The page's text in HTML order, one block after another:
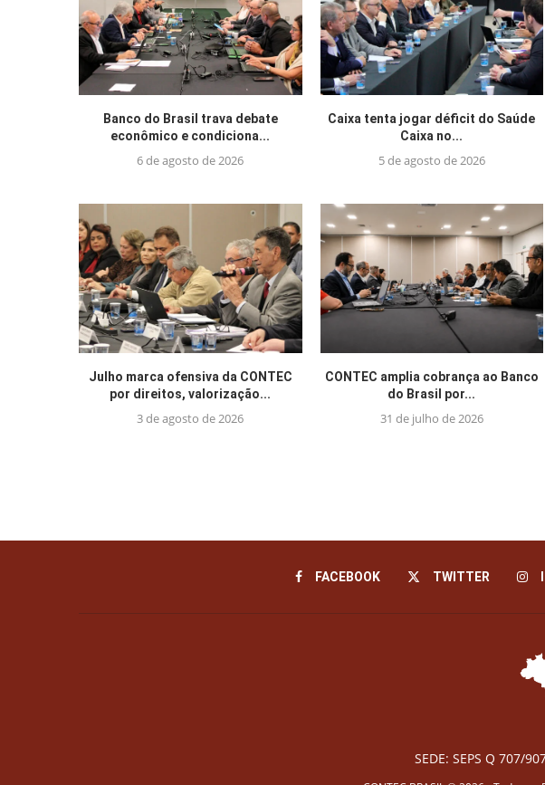
Banco do Brasil trava debate
econômico e condiciona...
6 de agosto de 2026
Caixa tenta jogar déficit do Saúde
Caixa no...
5 de agosto de 2026
Julho marca ofensiva da CONTEC
por direitos, valorização...
3 de agosto de 2026
CONTEC amplia cobrança ao Banco
do Brasil por...
31 de julho de 2026
FACEBOOK TWITTER
SEDE: SEPS Q 707/